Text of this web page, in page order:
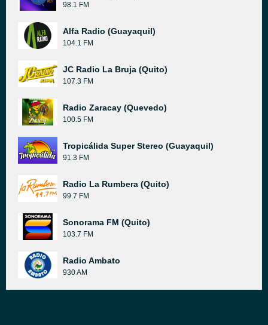
98.1 FM
Alfa Radio (Guayaquil)
104.1 FM
JC Radio La Bruja (Quito)
107.3 FM
Radio Zaracay (Quevedo)
100.5 FM
Tropicálida Super Stereo (Guayaquil)
91.3 FM
Radio La Rumbera (Quito)
99.7 FM
Sonorama FM (Quito)
103.7 FM
Radio Ambato
930 AM